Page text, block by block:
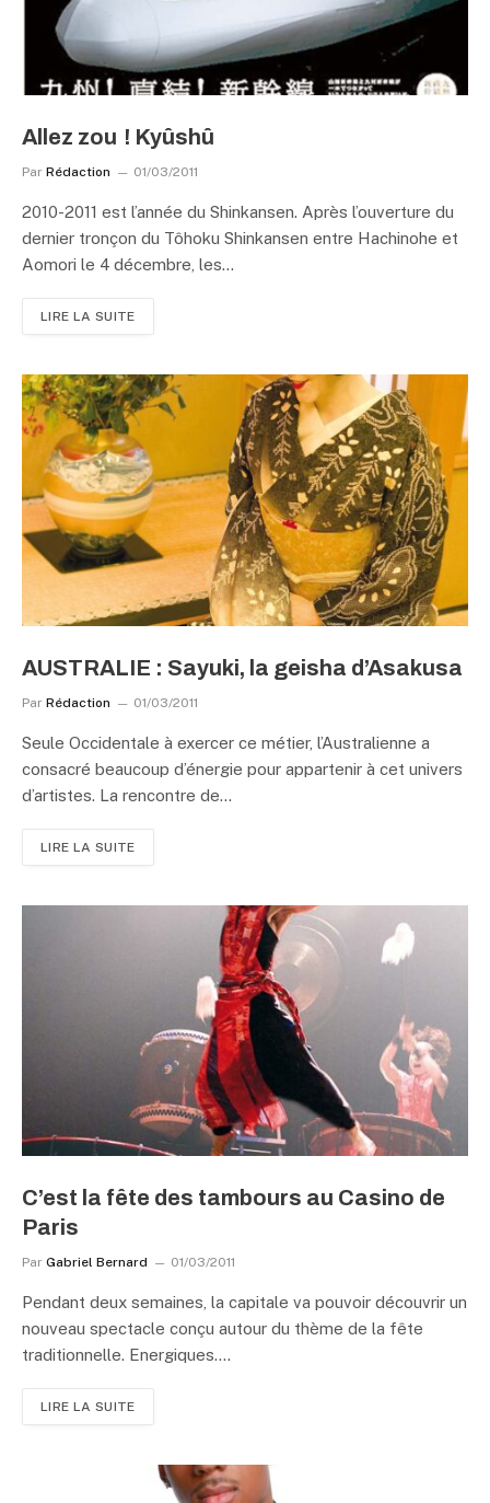
Allez zou ! Kyûshû
Par Rédaction 01/03/2011
2010-2011 est l’année du Shinkansen. Après l’ouverture du
dernier tronçon du Tôhoku Shinkansen entre Hachinohe et
Aomori le 4 décembre, les…
LIRE LA SUITE
AUSTRALIE : Sayuki, la geisha d’Asakusa
Par Rédaction 01/03/2011
Seule Occidentale à exercer ce métier, l’Australienne a
consacré beaucoup d’énergie pour appartenir à cet univers
d’artistes. La rencontre de…
LIRE LA SUITE
C’est la fête des tambours au Casino de
Paris
Par Gabriel Bernard 01/03/2011
Pendant deux semaines, la capitale va pouvoir découvrir un
nouveau spectacle conçu autour du thème de la fête
traditionnelle. Energiques.…
LIRE LA SUITE